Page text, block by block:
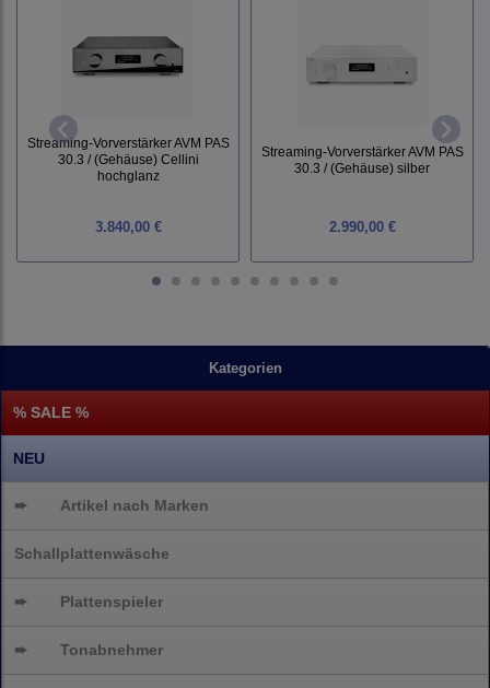
Kategorien
% SALE %
NEU
➨ Artikel nach Marken
Schallplattenwäsche
➨ Plattenspieler
➨ Tonabnehmer
Streaming-Vorverstärker AVM PAS
30.3 / (Gehäuse) Cellini
hochglanz
3.840,00 €
Streaming-Vorverstärker AVM PAS
30.3 / (Gehäuse) silber
2.990,00 €